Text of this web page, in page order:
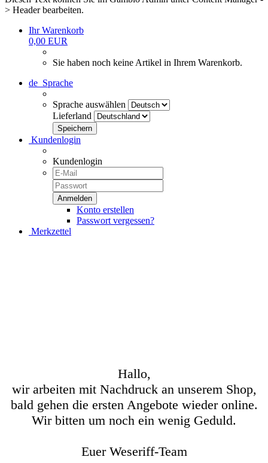
> Header bearbeiten.
Ihr Warenkorb
0,00 EUR
Sie haben noch keine Artikel in Ihrem Warenkorb.
de Sprache
Sprache auswählen
Lieferland
Kundenlogin
Kundenlogin
Konto erstellen
Passwort vergessen?
Merkzettel
Hallo,
wir arbeiten mit Nachdruck an unserem Shop,
bald gehen die ersten Angebote wieder online.
Wir bitten um noch ein wenig Geduld.
Euer Weseriff-Team